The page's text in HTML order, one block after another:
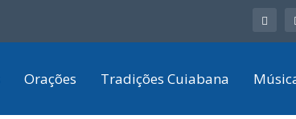
Orações Tradições Cuiabana